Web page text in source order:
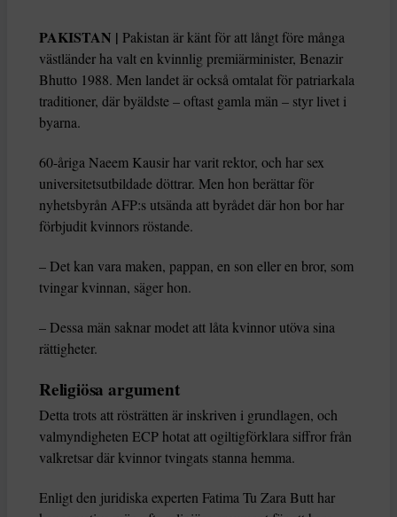
PAKISTAN | Pakistan är känt för att långt före många
västländer ha valt en kvinnlig premiärminister, Benazir
Bhutto 1988. Men landet är också omtalat för patriarkala
traditioner, där byäldste – oftast gamla män – styr livet i
byarna.
60-åriga Naeem Kausir har varit rektor, och har sex
universitetsutbildade döttrar. Men hon berättar för
nyhetsbyrån AFP:s utsända att byrådet där hon bor har
förbjudit kvinnors röstande.
– Det kan vara maken, pappan, en son eller en bror, som
tvingar kvinnan, säger hon.
– Dessa män saknar modet att låta kvinnor utöva sina
rättigheter.
Religiösa argument
Detta trots att rösträtten är inskriven i grundlagen, och
valmyndigheten ECP hotat att ogiltigförklara siffror från
valkretsar där kvinnor tvingats stanna hemma.
Enligt den juridiska experten Fatima Tu Zara Butt har